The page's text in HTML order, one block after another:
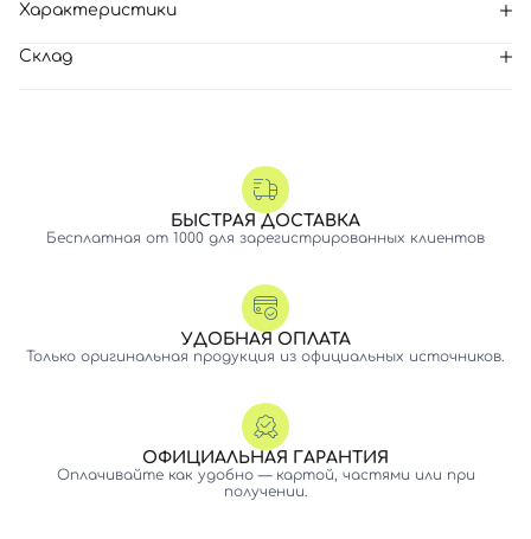
Характеристики
Склад
БЫСТРАЯ ДОСТАВКА
Бесплатная от 1000 для зарегистрированных клиентов
УДОБНАЯ ОПЛАТА
Только оригинальная продукция из официальных источников.
ОФИЦИАЛЬНАЯ ГАРАНТИЯ
Оплачивайте как удобно — картой, частями или при
получении.